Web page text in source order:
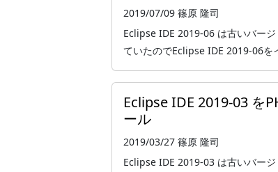
2019/07/09 篠原 隆司
Eclipse IDE 2019-06 は古いバー
ていたのでEclipse IDE 2019-06
Eclipse IDE 2019-03 を
ール
2019/03/27 篠原 隆司
Eclipse IDE 2019-03 は古いバー